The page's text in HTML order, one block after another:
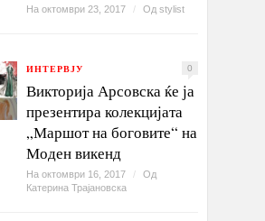
На октомври 23, 2017 / Од stylist
ИНТЕРВЈУ 0
Викторија Арсовска ќе ја
презентира колекцијата
„Маршот на боговите“ на
Моден викенд
На октомври 16, 2017 /
Од
Катерина Трајановска